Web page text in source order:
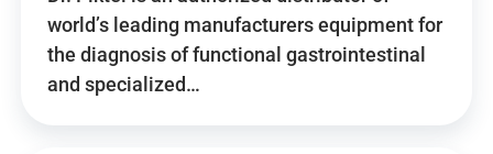
world’s leading manufacturers equipment for
the diagnosis of functional gastrointestinal
and specialized…